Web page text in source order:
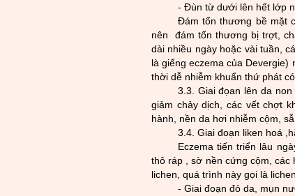
- Đùn từ dư­ới lên hết lớp
Đám tổn thư­ơng bề mặt
nên đám tổn thư­ơng bị trợt,
dài nhiều ngày hoặc vài tuần,
là giếng eczema của Devergie)
thời dễ nhiễm khuẩn thứ phát có
3.3. Giai đọan lên da non
giảm chảy dịch, các vết chợt
hành, nền da hơi nhiễm cộm,
3.4. Giai đoạn liken hoá
Eczema tiến triển lâu
thô ráp , sờ nền cứng cộm, các
lichen, quá trình này gọi là
- Giai đoạn đỏ da, mụn n­ư